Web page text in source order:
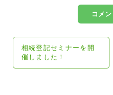
相続登記セミナーを開
催しました！